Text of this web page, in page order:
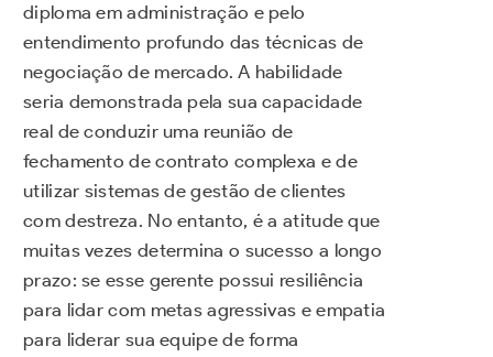
diploma em administração e pelo
entendimento profundo das técnicas de
negociação de mercado. A habilidade
seria demonstrada pela sua capacidade
real de conduzir uma reunião de
fechamento de contrato complexa e de
utilizar sistemas de gestão de clientes
com destreza. No entanto, é a atitude que
muitas vezes determina o sucesso a longo
prazo: se esse gerente possui resiliência
para lidar com metas agressivas e empatia
para liderar sua equipe de forma